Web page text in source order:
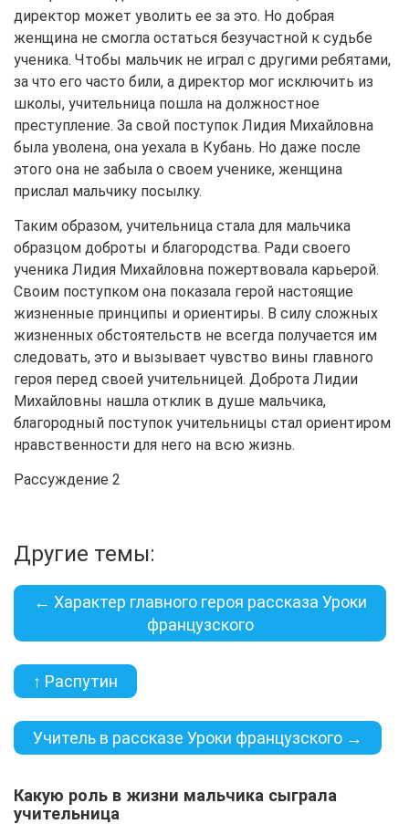
директор может уволить ее за это. Но добрая
женщина не смогла остаться безучастной к судьбе
ученика. Чтобы мальчик не играл с другими ребятами,
за что его часто били, а директор мог исключить из
школы, учительница пошла на должностное
преступление. За свой поступок Лидия Михайловна
была уволена, она уехала в Кубань. Но даже после
этого она не забыла о своем ученике, женщина
прислал мальчику посылку.
Таким образом, учительница стала для мальчика
образцом доброты и благородства. Ради своего
ученика Лидия Михайловна пожертвовала карьерой.
Своим поступком она показала герой настоящие
жизненные принципы и ориентиры. В силу сложных
жизненных обстоятельств не всегда получается им
следовать, это и вызывает чувство вины главного
героя перед своей учительницей. Доброта Лидии
Михайловны нашла отклик в душе мальчика,
благородный поступок учительницы стал ориентиром
нравственности для него на всю жизнь.
Рассуждение 2
Другие темы:
← Характер главного героя рассказа Уроки
французского
↑ Распутин
Учитель в рассказе Уроки французского →
Какую роль в жизни мальчика сыграла
учительница